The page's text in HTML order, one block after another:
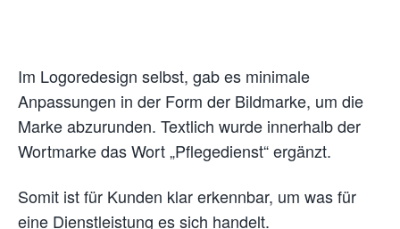
Im Logoredesign selbst, gab es minimale
Anpassungen in der Form der Bildmarke, um die
Marke abzurunden. Textlich wurde innerhalb der
Wortmarke das Wort „Pflegedienst“ ergänzt.
Somit ist für Kunden klar erkennbar, um was für
eine Dienstleistung es sich handelt.